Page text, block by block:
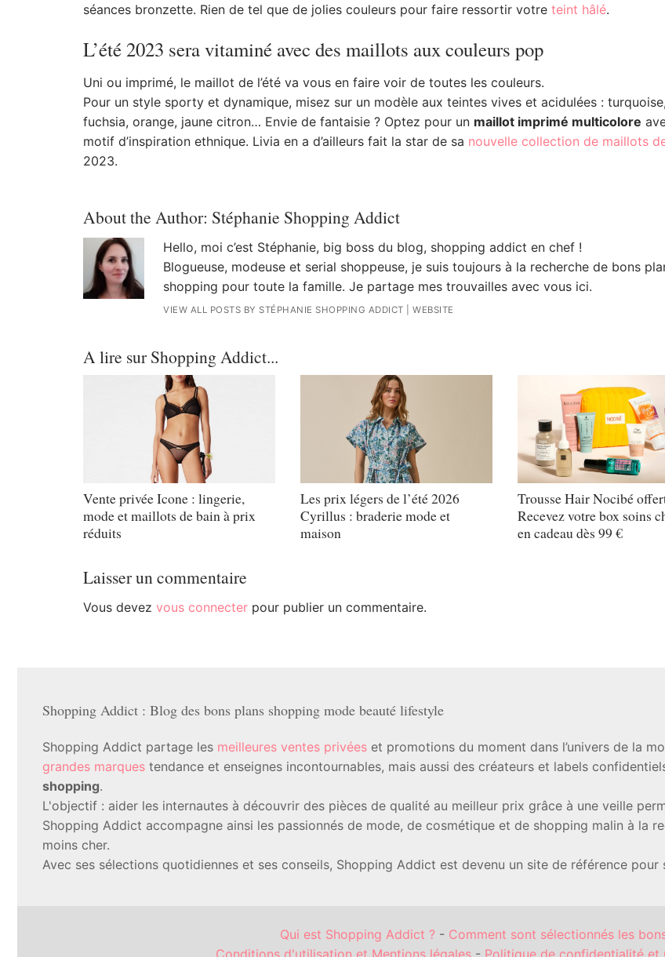
séances bronzette. Rien de tel que de jolies couleurs pour faire ressortir votre teint hâlé.
L’été 2023 sera vitaminé avec des maillots aux couleurs pop
Uni ou imprimé, le maillot de l’été va vous en faire voir de toutes les couleurs.
Pour un style sporty et dynamique, misez sur un modèle aux teintes vives et acidulées : turquoise,
fuchsia, orange, jaune citron… Envie de fantaisie ? Optez pour un maillot imprimé multicolore
motif d’inspiration ethnique. Livia en a d’ailleurs fait la star de sa nouvelle collection de maillots
2023.
About the Author: Stéphanie Shopping Addict
Hello, moi c’est Stéphanie, big boss du blog, shopping addict en chef !
Blogueuse, modeuse et serial shoppeuse, je suis toujours à la recherche de bons
shopping pour toute la famille. Je partage mes trouvailles avec vous ici.
VIEW ALL POSTS BY STÉPHANIE SHOPPING ADDICT |WEBSITE
A lire sur Shopping Addict...
Vente privée Icone : lingerie,
mode et maillots de bain à prix
réduits
Les prix légers de l’été 2026
Cyrillus : braderie mode et
maison
Trousse Hair Nocibé
Recevez votre box soins
en cadeau dès 99 €
Laisser un commentaire
Vous devez vous connecterpour publier un commentaire.
Shopping Addict : Blog des bons plans shopping mode beauté lifestyle
Shopping Addict partage les meilleures ventes privées et promotions du moment dans l’univers de la
grandes marques tendance et enseignes incontournables, mais aussi des créateurs et labels
shopping.
L'objectif : aider les internautes à découvrir des pièces de qualité au meilleur prix grâce à une veille
Shopping Addict accompagne ainsi les passionnés de mode, de cosmétique et de shopping malin à la
moins cher.
Avec ses sélections quotidiennes et ses conseils, Shopping Addict est devenu un site de référence pour
Qui est Shopping Addict ? - Comment sont sélectionnés les